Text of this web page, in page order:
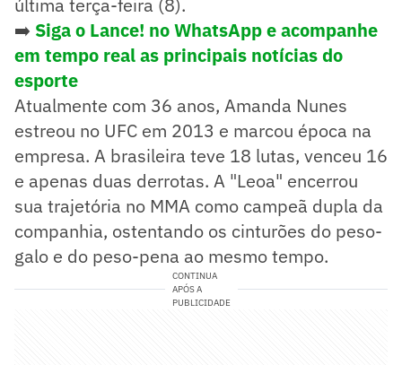
➡️ Siga o Lance! no WhatsApp e acompanhe
em tempo real as principais notícias do
esporte
Atualmente com 36 anos, Amanda Nunes
estreou no UFC em 2013 e marcou época na
empresa. A brasileira teve 18 lutas, venceu 16
e apenas duas derrotas. A "Leoa" encerrou
sua trajetória no MMA como campeã dupla da
companhia, ostentando os cinturões do peso-
galo e do peso-pena ao mesmo tempo.
CONTINUA
APÓS A
PUBLICIDADE